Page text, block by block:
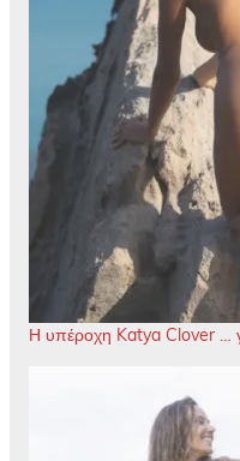
Η υπέροχη Katya Clover …